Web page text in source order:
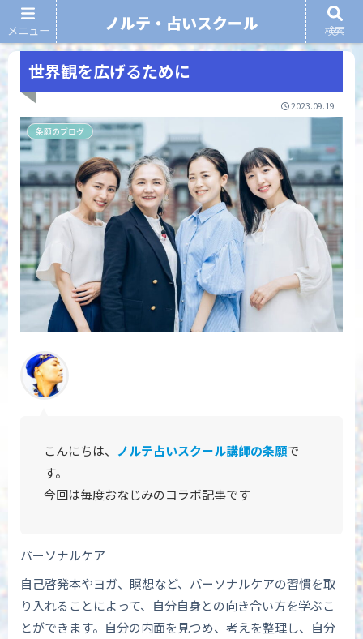
ノルテ・占いスクール
世界観を広げるために
2023.09.19
条願のブログ
こんにちは、 ノルテ占いスクール講師の条願で
す。
今回は毎度おなじみのコラボ記事です
パーソナルケア
自己啓発本やヨガ、瞑想など、パーソナルケアの習慣を取
り入れることによって、自分自身との向き合い方を学ぶこ
とができます。自分の内面を見つめ、考えを整理し、自分
メニュー ノルテ・占いスクール 検索